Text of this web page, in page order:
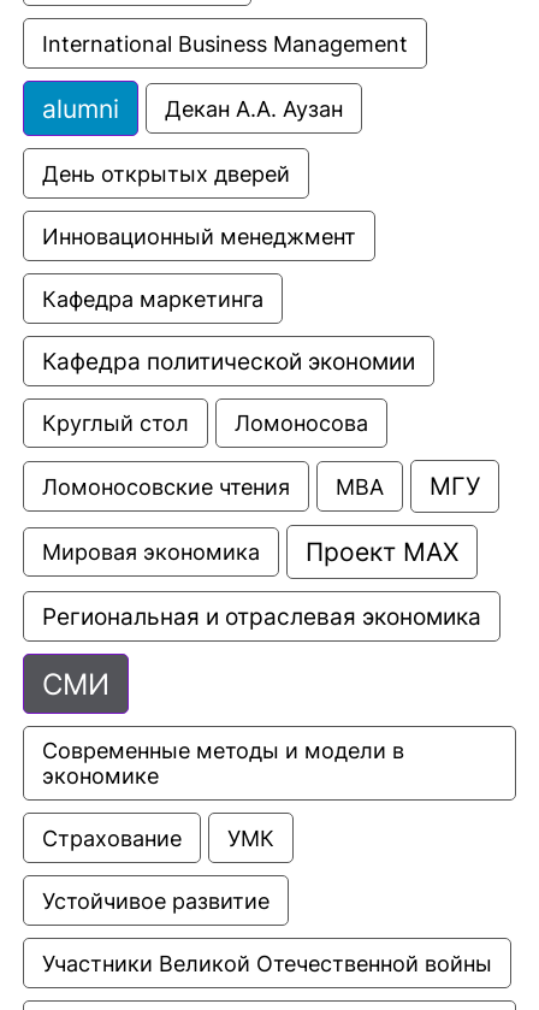
International Business Management
alumni Декан А.А. Аузан
День открытых дверей
Инновационный менеджмент
Кафедра маркетинга
Кафедра политической экономии
Круглый стол Ломоносова
Ломоносовские чтения МВА МГУ
Мировая экономика Проект МАХ
Региональная и отраслевая экономика
СМИ
Современные методы и модели в
экономике
Страхование УМК
Устойчивое развитие
Участники Великой Отечественной войны